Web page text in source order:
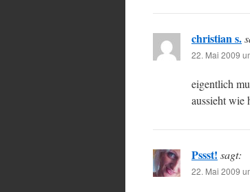
christian s.
22. Mai 2009
eigentlich
aussieht wie
Pssst! sagt:
22. Mai 2009